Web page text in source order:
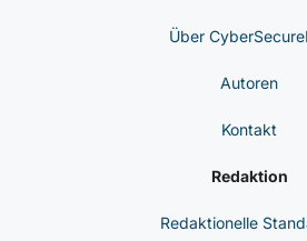
Über
Autoren
Kontakt
Redaktion
Redaktionelle